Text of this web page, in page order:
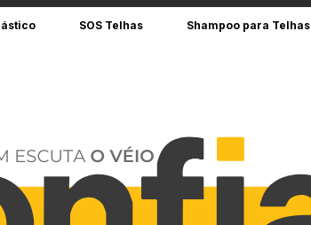
SOS Telhas Shampoo para Telhas